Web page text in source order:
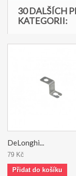
30 DALŠÍCH
KATEGORII:
DeLonghi...
79 Kč
Přidat do košíku